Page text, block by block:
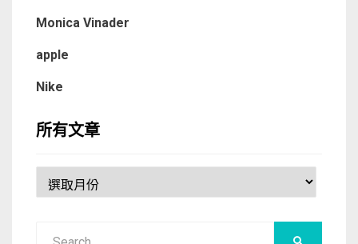
Monica Vinader
apple
Nike
所有文章
有